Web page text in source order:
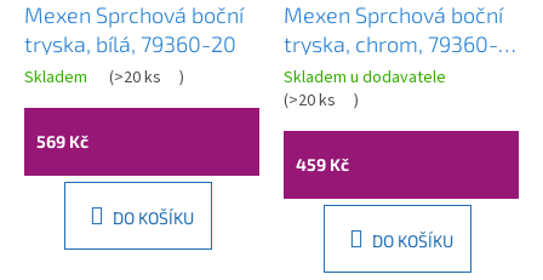
Mexen Sprchová boční
tryska, bílá, 79360-20
Skladem (>20 ks )
569 Kč
DO KOŠÍKU
Mexen Sprchová boční
tryska, chrom, 79360-
00
Skladem u dodavatele
(>20 ks )
459 Kč
DO KOŠÍKU